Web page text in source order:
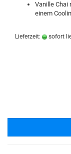
Vanille Chai
einem
Lieferzeit: sofort